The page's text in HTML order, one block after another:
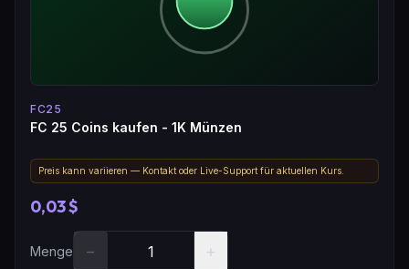
FC25
FC 25 Coins kaufen - 1K Münzen
Preis kann variieren — Kontakt oder Live-Support für aktuellen Kurs.
0,03 $
Menge − +